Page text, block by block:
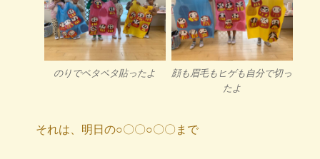
のりでペタペタ貼ったよ
顔も眉毛もヒゲも自分で切っ
たよ
それは、明日の○〇〇○〇〇まで